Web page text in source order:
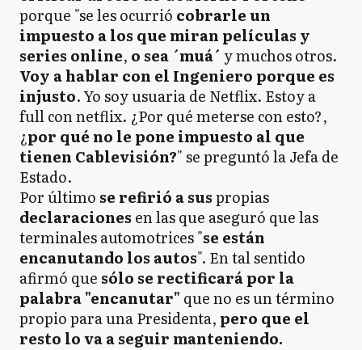
porque "se les ocurrió cobrarle un
impuesto a los que miran películas y
series online, o sea ´muá´ y muchos otros.
Voy a hablar con el Ingeniero porque es
injusto. Yo soy usuaria de Netflix. Estoy a
full con netflix. ¿Por qué meterse con esto?,
¿por qué no le pone impuesto al que
tienen Cablevisión?" se preguntó la Jefa de
Estado.
Por último se refirió a suspropias
declaraciones en las que aseguró que las
terminales automotrices "se están
encanutando los autos". En tal sentido
afirmó que sólo se rectificará por la
palabra "encanutar" que no es un término
propio para una Presidenta, pero que el
resto lo va a seguir manteniendo.